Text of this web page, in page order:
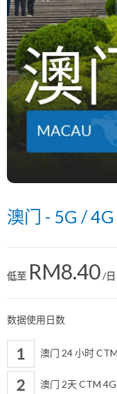
澳门 - 5G /
低至 RM8.40/日
数据使用日数
澳门 24 小时
澳门 2天 CTM